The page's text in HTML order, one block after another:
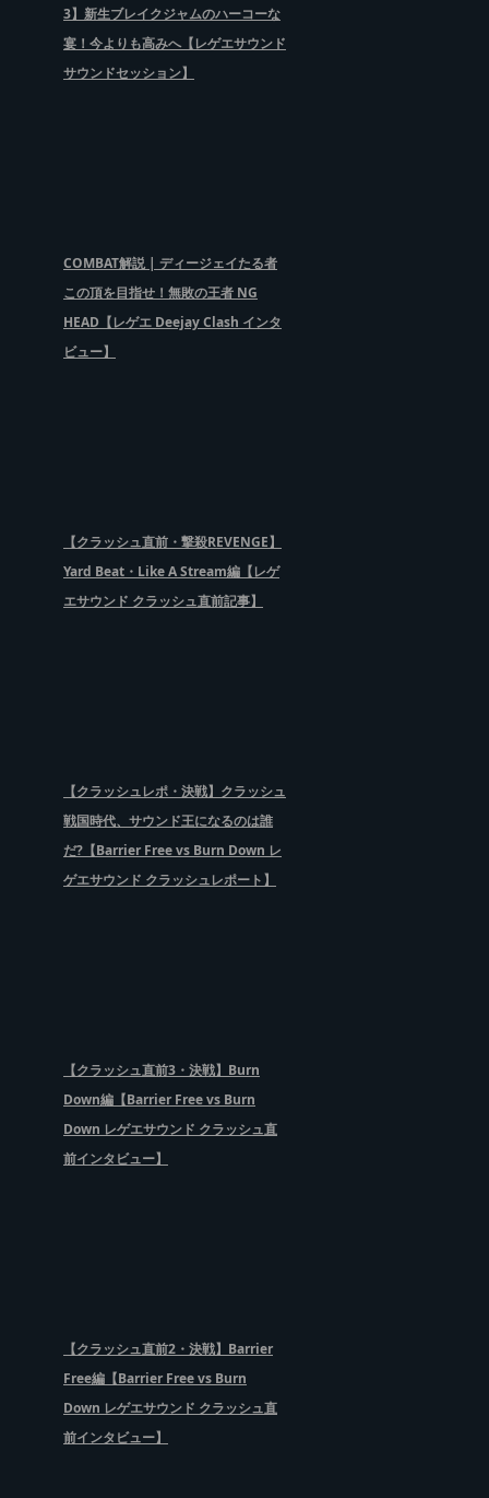
3】新生ブレイクジャムのハーコーな
宴！今よりも高みへ【レゲエサウンド
サウンドセッション】
COMBAT解説 | ディージェイたる者
この頂を目指せ！無敗の王者 NG
HEAD【レゲエ Deejay Clash インタ
ビュー】
【クラッシュ直前・撃殺REVENGE】
Yard Beat・Like A Stream編【レゲ
エサウンド クラッシュ直前記事】
【クラッシュレポ・決戦】クラッシュ
戦国時代、サウンド王になるのは誰
だ?【Barrier Free vs Burn Down レ
ゲエサウンド クラッシュレポート】
【クラッシュ直前3・決戦】Burn
Down編【Barrier Free vs Burn
Down レゲエサウンド クラッシュ直
前インタビュー】
【クラッシュ直前2・決戦】Barrier
Free編【Barrier Free vs Burn
Down レゲエサウンド クラッシュ直
前インタビュー】